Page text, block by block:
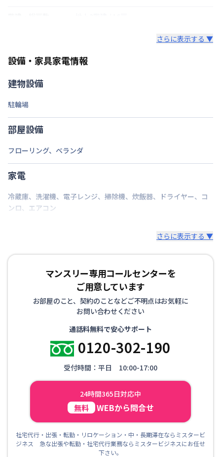
部屋の向き
北
定員
1名
駐車場
次回更新日
情報更新日より14日以内
情報更新日
さらに表示する ▼
設備・家具家電情報
建物設備
駐輪場
部屋設備
フローリング、 ベランダ
家電
冷蔵庫、 洗濯機、 電子レンジ、 掃除機、 炊飯器、 ドライヤー、 コ
ンロ、 エアコン
さらに表示する ▼
マンスリー専用コールセンターを
ご用意しています
お部屋のこと、契約のことなどご不明点はお気軽に
お問い合わせください
通話料無料で安心サポート
0120-302-190
受付時間：平日 10:00-17:00
24時間365日対応中
無料 WEBから問合せ
社宅代行・出張・転勤・リロケーション・中・長期滞在ならミスタービ
ジネス 急な出張や転勤・社宅代行業務ならミスタービジネスにお任せ
下さい。